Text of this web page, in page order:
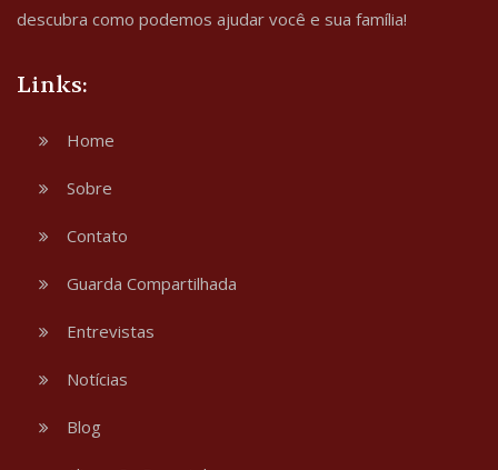
descubra como podemos ajudar você e sua família!
Links:
Home
Sobre
Contato
Guarda Compartilhada
Entrevistas
Notícias
Blog